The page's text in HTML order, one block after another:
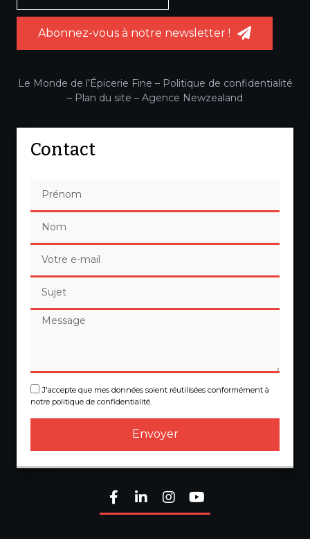
Abonnez-vous à notre newsletter !
Le Monde de l’Épicerie Fine – Politique de confidentialité
– Plan du site – Agence Newzealand
Contact
J'accepte que mes données soient réutilisées conformément à
notre politique de confidentialité.
Envoyer